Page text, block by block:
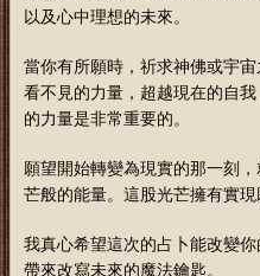
以及心中理想的未來。
當你有所願時，祈求神佛或宇
看不見的力量，超越現在的自
的力量是非常重要的。
願望開始轉變為現實的那一刻
芒般的能量。這股光芒擁有實現
我真心希望這次的占卜能改變
帶來改寫未來的魔法鑰匙。